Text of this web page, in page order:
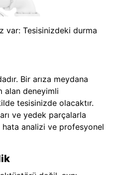
var: Tesisinizdeki durma
Bir arıza meydana
alan deneyimli
tesisinizde olacaktır.
ve yedek parçalarla
hata analizi ve profesyonel